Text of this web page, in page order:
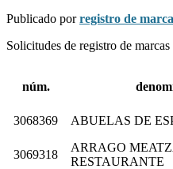
Publicado porregistro de
Solicitudes de registro de marcas
núm.
3068369
ABUELAS DE
3069318
ARRAGO
RESTAURANTE